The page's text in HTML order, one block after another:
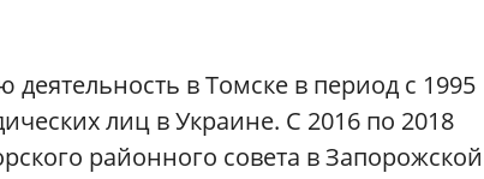
в Томске в период с 1995
лиц в Украине. С 2016 по 2018
районного совета в Запорожской